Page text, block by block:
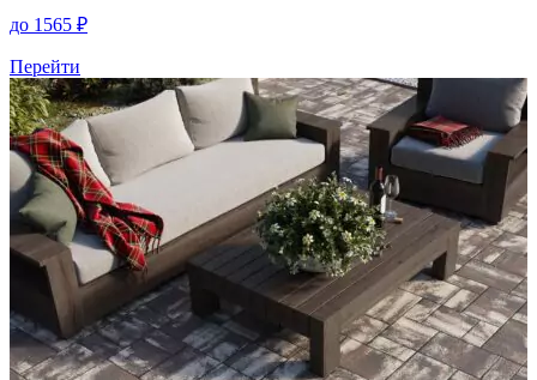
до 1565 ₽
Перейти